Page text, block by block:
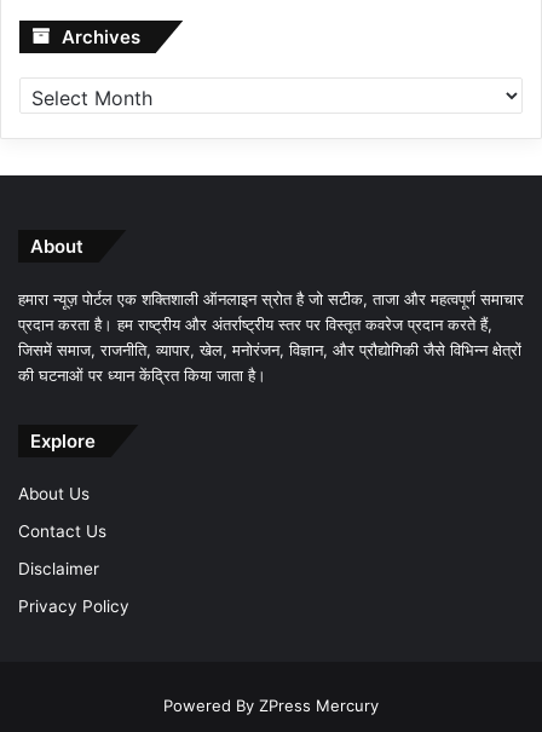
Archives Archives
About
हमारा न्यूज़ पोर्टल एक शक्तिशाली ऑनलाइन स्रोत है जो सटीक, ताजा और महत्वपूर्ण समाचार
प्रदान करता है। हम राष्ट्रीय और अंतर्राष्ट्रीय स्तर पर विस्तृत कवरेज प्रदान करते हैं,
जिसमें समाज, राजनीति, व्यापार, खेल, मनोरंजन, विज्ञान, और प्रौद्योगिकी जैसे विभिन्न क्षेत्रों
की घटनाओं पर ध्यान केंद्रित किया जाता है।
Explore
About Us
Contact Us
Disclaimer
Privacy Policy
Powered By ZPress Mercury